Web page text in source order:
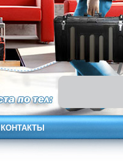
КОНТАКТЫ